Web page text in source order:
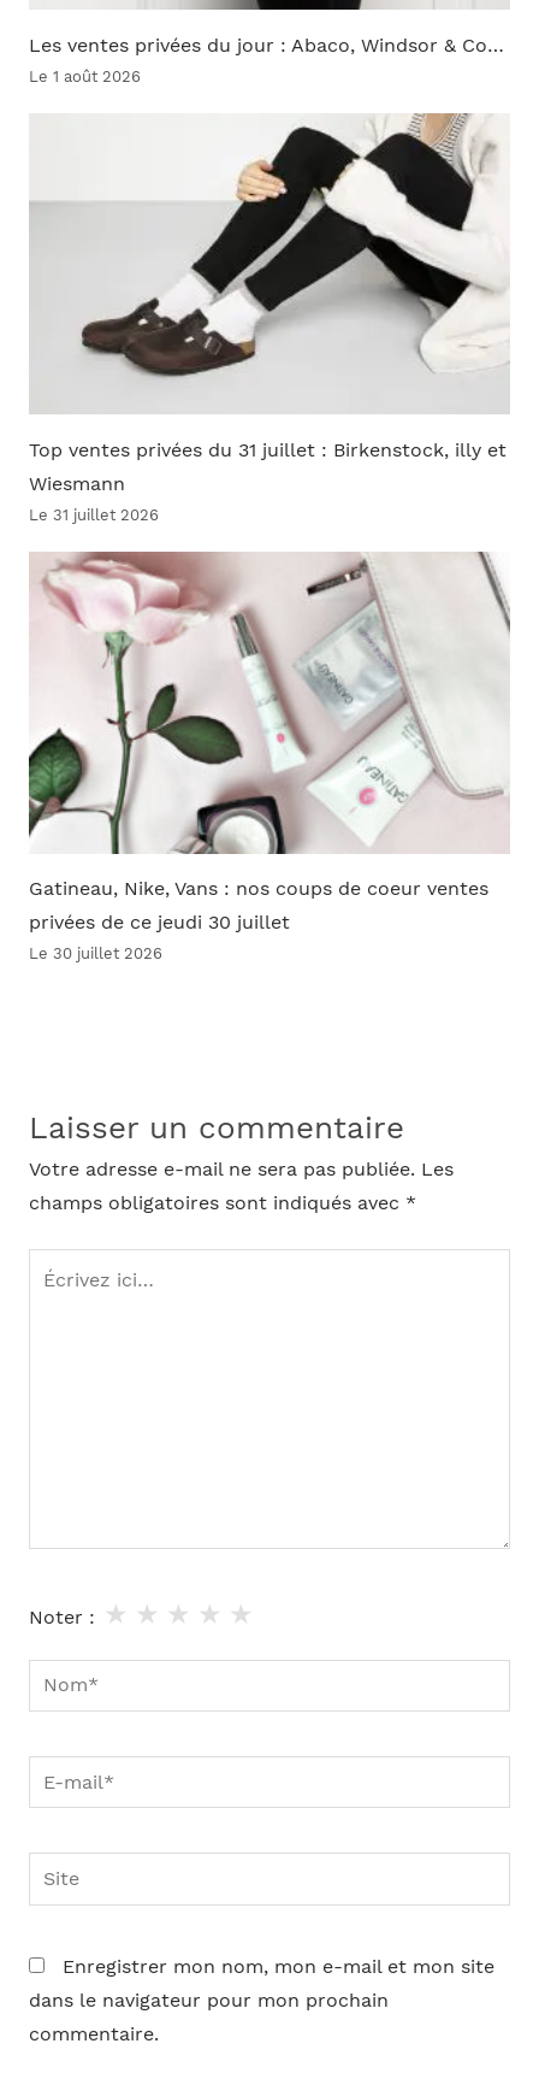
Les ventes privées du jour : Abaco, Windsor & Co…
Le 1 août 2026
Top ventes privées du 31 juillet : Birkenstock, illy et
Wiesmann
Le 31 juillet 2026
Gatineau, Nike, Vans : nos coups de coeur ventes
privées de ce jeudi 30 juillet
Le 30 juillet 2026
Laisser un commentaire
Votre adresse e-mail ne sera pas publiée. Les
champs obligatoires sont indiqués avec *
Écrivez
Noter : ★
★
★
★
★
Nom*
E-
mail*
Site
Enregistrer mon nom, mon e-mail et mon site
dans le navigateur pour mon prochain
commentaire.